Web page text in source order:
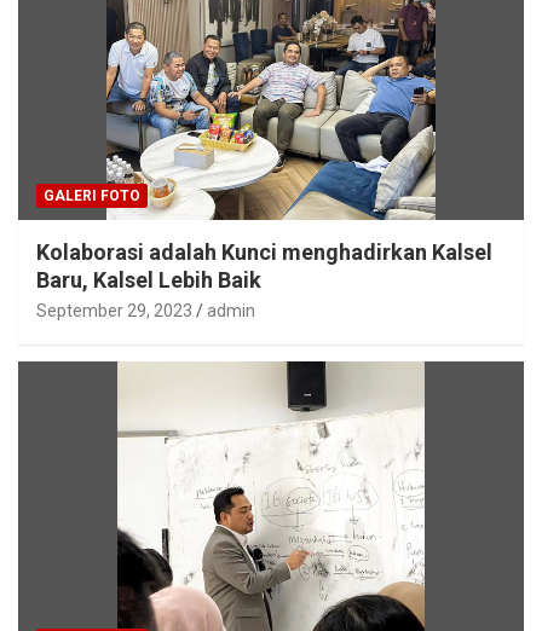
GALERI FOTO
Kolaborasi adalah Kunci menghadirkan Kalsel
Baru, Kalsel Lebih Baik
September 29, 2023 admin